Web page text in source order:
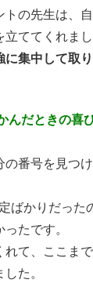
トの先生は、
ててくれまし
に集中して取
だときの喜
の番号を見つ
ばかりだった
たです。
れて、ここま
た。